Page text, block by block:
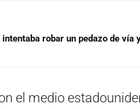
robar un pedazo de vía
el medio